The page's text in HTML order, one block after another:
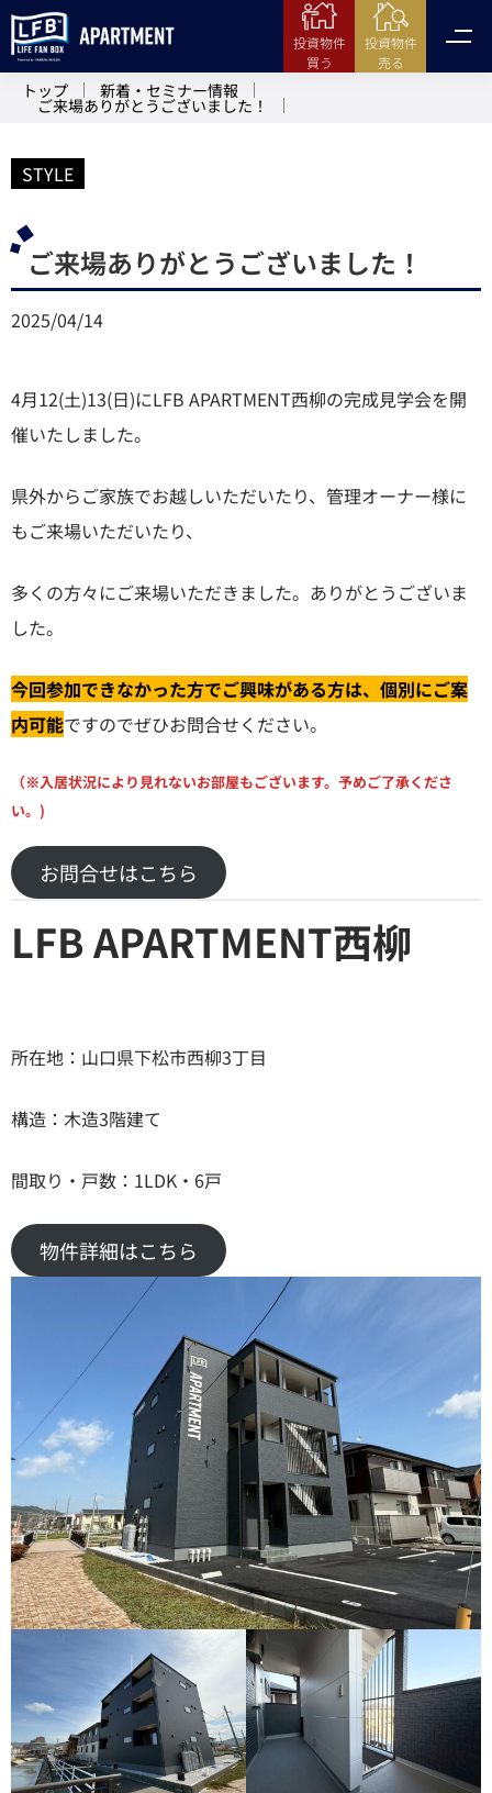
投資物件
買う
投資物件
売る
トップ 新着・セミナー情報
ご来場ありがとうございました！
STYLE
ご来場ありがとうございました！
2025/04/14
4月12(土)13(日)にLFB APARTMENT西柳の完成見学会を開
催いたしました。
県外からご家族でお越しいただいたり、管理オーナー様に
もご来場いただいたり、
多くの方々にご来場いただきました。ありがとうございま
した。
今回参加できなかった方でご興味がある方は、個別にご案
内可能ですのでぜひお問合せください。
（※入居状況により見れないお部屋もございます。予めご了承くださ
い。)
お問合せはこちら
LFB APARTMENT西柳
所在地：山口県下松市西柳3丁目
構造：木造3階建て
間取り・戸数：1LDK・6戸
物件詳細はこちら